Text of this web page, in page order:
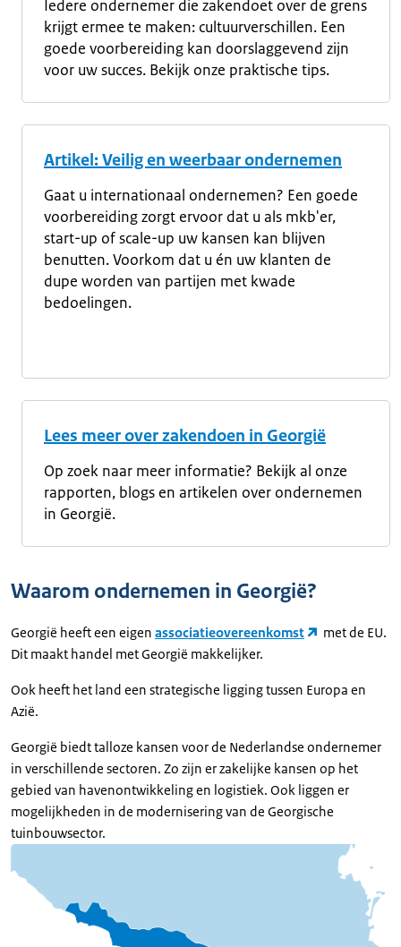
Iedere ondernemer die zakendoet over de grens
krijgt ermee te maken: cultuurverschillen. Een
goede voorbereiding kan doorslaggevend zijn
voor uw succes. Bekijk onze praktische tips.
Artikel: Veilig en weerbaar ondernemen
Gaat u internationaal ondernemen? Een goede
voorbereiding zorgt ervoor dat u als mkb'er,
start-up of scale-up uw kansen kan blijven
benutten. Voorkom dat u én uw klanten de
dupe worden van partijen met kwade
bedoelingen.
Lees meer over zakendoen in Georgië
Op zoek naar meer informatie? Bekijk al onze
rapporten, blogs en artikelen over ondernemen
in Georgië.
Waarom ondernemen in Georgië?
Georgië heeft een eigen associatieovereenkomst
met de EU.
Dit maakt handel met Georgië makkelijker.
Ook heeft het land een strategische ligging tussen Europa en
Azië.
Georgië biedt talloze kansen voor de Nederlandse ondernemer
in verschillende sectoren. Zo zijn er zakelijke kansen op het
gebied van havenontwikkeling en logistiek. Ook liggen er
mogelijkheden in de modernisering van de Georgische
tuinbouwsector.